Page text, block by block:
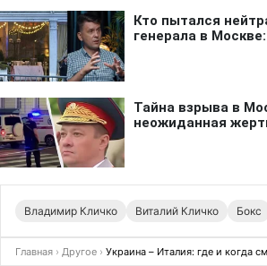
Владимир Кличко Виталий Кличко Бокс
Главная › Другое › Украина – Италия: где и когда